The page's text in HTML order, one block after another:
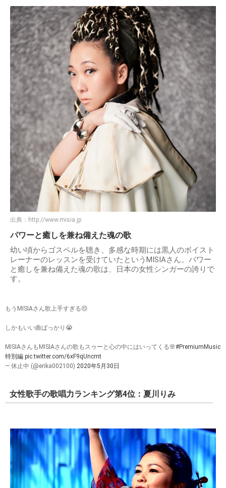
出典： http://www.misia.jp
パワーと癒しを兼ね備えた魂の歌
幼い頃からゴスペルを聴き、多感な時期には黒人のボイスト
レーナーのレッスンを受けていたというMISIAさん。パワー
と癒しを兼ね備えた魂の歌は、日本の女性シンガーの誇りで
す。
もうMISIAさん歌上手すぎる😣
しかもいい曲ばっかり😭
MISIAさんもMISIAさんの歌もスゥーと心の中にはいってくる🌸#PremiumMusic
特別編 pic.twitter.com/6xF9qUncmt
— 休止中 (@erika002100) 2020年5月30日
女性歌手の歌唱力ランキング第4位：夏川りみ